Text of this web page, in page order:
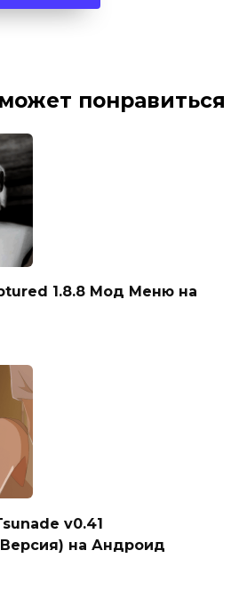
понравиться
1.8.8 Мод Меню на
v0.41
на Андроид